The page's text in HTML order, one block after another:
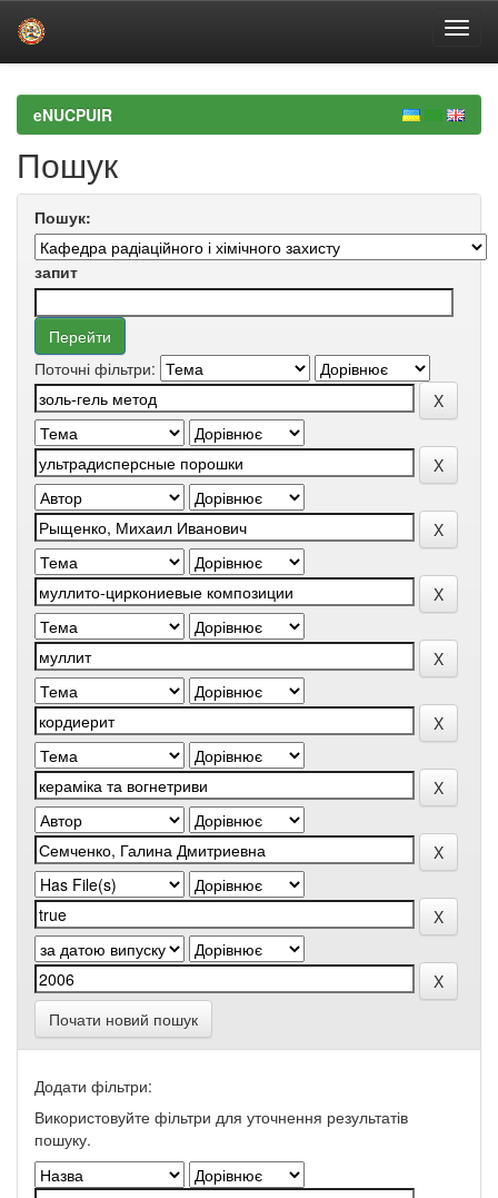
navigationeNUCPUIR
Пошук
Пошук:
запит
Поточні фільтри:
Почати новий пошук
Додати фільтри:
Використовуйте фільтри для уточнення результатів
пошуку.